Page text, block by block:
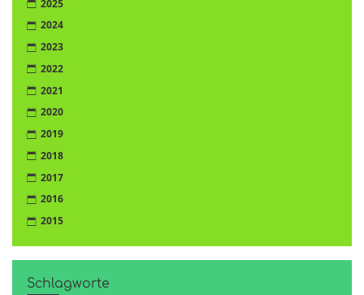
2025
2024
2023
2022
2021
2020
2019
2018
2017
2016
2015
Schlagworte